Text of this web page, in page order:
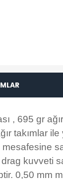
, 695 gr
takımlar
kuvveti
0,50